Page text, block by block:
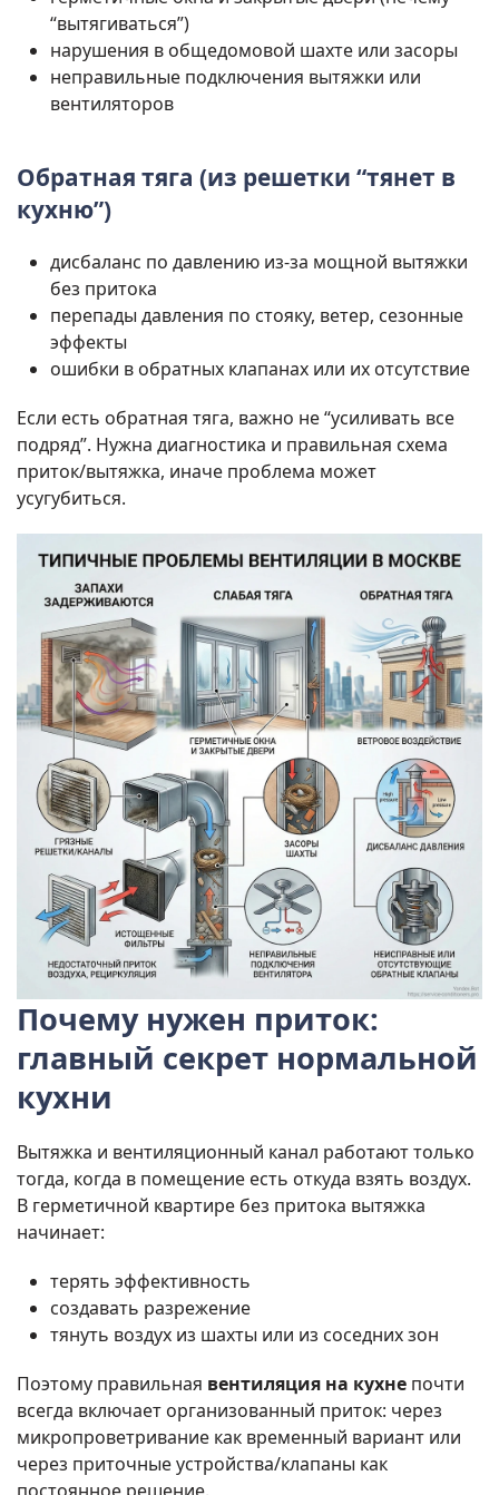
“вытягиваться”)
нарушения в общедомовой шахте или засоры
неправильные подключения вытяжки или
вентиляторов
Обратная тяга (из решетки “тянет в
кухню”)
дисбаланс по давлению из-за мощной вытяжки
без притока
перепады давления по стояку, ветер, сезонные
эффекты
ошибки в обратных клапанах или их отсутствие
Если есть обратная тяга, важно не “усиливать все
подряд”. Нужна диагностика и правильная схема
приток/вытяжка, иначе проблема может
усугубиться.
Почему нужен приток:
главный секрет нормальной
кухни
Вытяжка и вентиляционный канал работают только
тогда, когда в помещение есть откуда взять воздух.
В герметичной квартире без притока вытяжка
начинает:
терять эффективность
создавать разрежение
тянуть воздух из шахты или из соседних зон
Поэтому правильная вентиляция на кухне почти
всегда включает организованный приток: через
микропроветривание как временный вариант или
через приточные устройства/клапаны как